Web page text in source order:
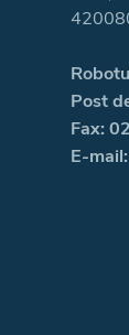
Post
Fax:
E-